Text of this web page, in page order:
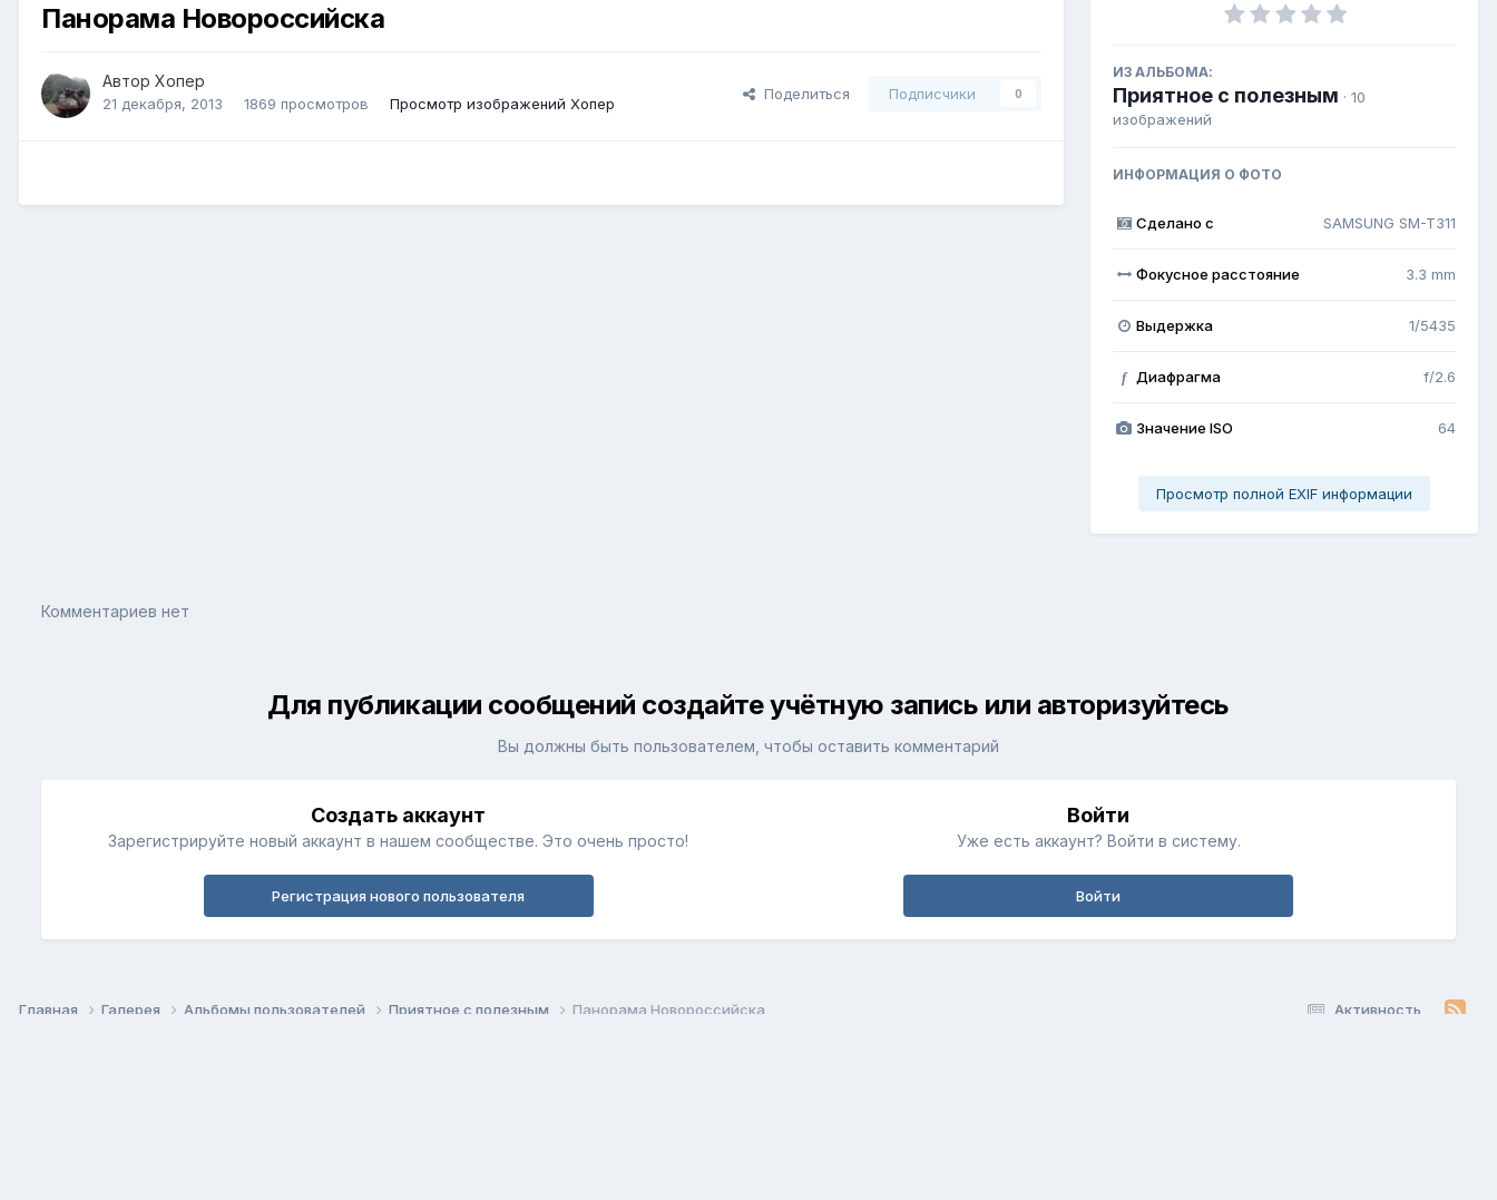
Панорама Новороссийска
Автор Хопер
21 декабря, 2013 1869 просмотров Просмотр изображений Хопер
Поделиться Подписчики 0
ИЗ АЛЬБОМА:
Приятное с полезным · 10
изображений
ИНФОРМАЦИЯ О ФОТО
Сделано с SAMSUNG SM-T311
Фокусное расстояние 3.3 mm
Выдержка 1/5435
f Диафрагма f/2.6
Значение ISO 64
Просмотр полной EXIF информации
Комментариев нет
Для публикации сообщений создайте учётную запись или авторизуйтесь
Вы должны быть пользователем, чтобы оставить комментарий
Создать аккаунт
Зарегистрируйте новый аккаунт в нашем сообществе. Это очень просто!
Регистрация нового пользователя
Войти
Уже есть аккаунт? Войти в систему.
Войти
Активность
Главная Галерея Альбомы пользователей Приятное с полезным Панорама Новороссийска